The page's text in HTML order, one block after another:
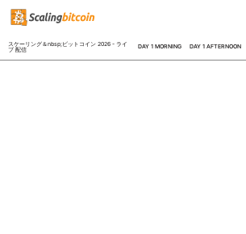
スケーリング＆nbsp;ビットコイン 2026 - ライ
ブ 配信 DAY 1 MORNING DAY 1 AFTERNOON